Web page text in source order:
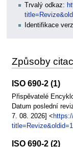
Trvalý odkaz:
Identifikace
Způsoby
ISO 690-2 (1)
Přispěvatelé
Datum poslední
7. 08. 2026] <
ISO 690-2 (2)